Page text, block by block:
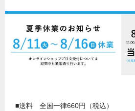
■送料 全国一律660円（税込）